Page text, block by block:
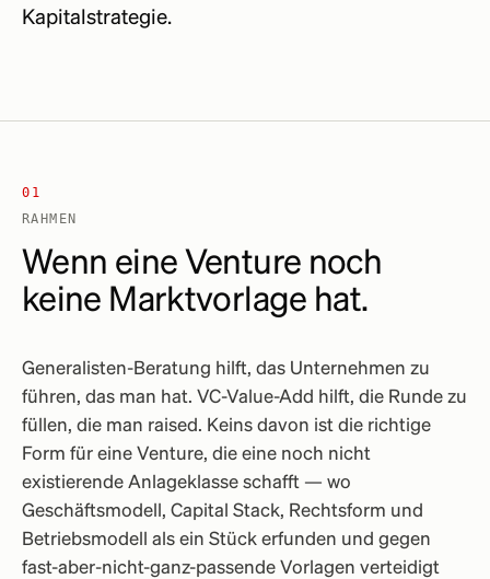
Kapitalstrategie.
01
RAHMEN
Wenn eine Venture noch
keine Marktvorlage hat.
Generalisten-Beratung hilft, das Unternehmen zu
führen, das man hat. VC-Value-Add hilft, die Runde zu
füllen, die man raised. Keins davon ist die richtige
Form für eine Venture, die eine noch nicht
existierende Anlageklasse schafft — wo
Geschäftsmodell, Capital Stack, Rechtsform und
Betriebsmodell als ein Stück erfunden und gegen
fast-aber-nicht-ganz-passende Vorlagen verteidigt